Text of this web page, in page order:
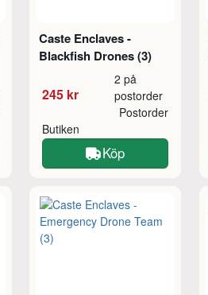
Caste Enclaves -
Blackfish Drones (3)
245 kr
2 på
postorder
Butiken
Postorder
Köp